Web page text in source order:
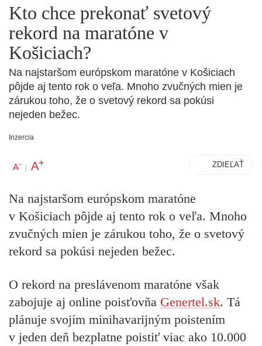
Kto chce prekonať svetový
rekord na maratóne v
Košiciach?
Na najstaršom európskom maratóne v Košiciach
pôjde aj tento rok o veľa. Mnoho zvučných mien je
zárukou toho, že o svetový rekord sa pokúsi
nejeden bežec.
Inzercia
A- | A+ ZDIEĽAŤ
Na najstaršom európskom maratóne
v Košiciach pôjde aj tento rok o veľa. Mnoho
zvučných mien je zárukou toho, že o svetový
rekord sa pokúsi nejeden bežec.
O rekord na preslávenom maratóne však
zabojuje aj online poisťovňa Genertel.sk. Tá
plánuje svojím minihavarijným poistením
v jeden deň bezplatne poistiť viac ako 10.000